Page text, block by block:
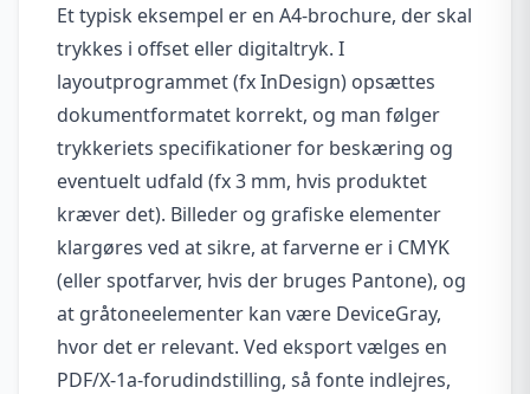
Et typisk eksempel er en A4-brochure, der skal
trykkes i offset eller digitaltryk. I
layoutprogrammet (fx InDesign) opsættes
dokumentformatet korrekt, og man følger
trykkeriets specifikationer for beskæring og
eventuelt udfald (fx 3 mm, hvis produktet
kræver det). Billeder og grafiske elementer
klargøres ved at sikre, at farverne er i CMYK
(eller spotfarver, hvis der bruges Pantone), og
at gråtoneelementer kan være DeviceGray,
hvor det er relevant. Ved eksport vælges en
PDF/X-1a-forudindstilling, så fonte indlejres,